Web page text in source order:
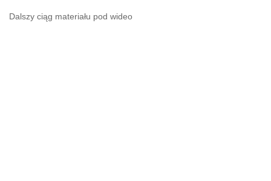
Dalszy ciąg materiału pod wideo